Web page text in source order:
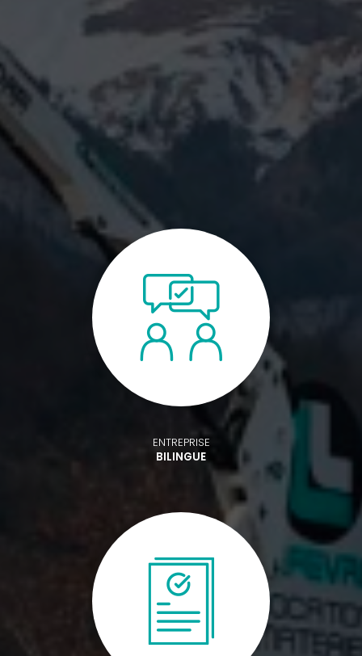
ENTREPRISE
BILINGUE